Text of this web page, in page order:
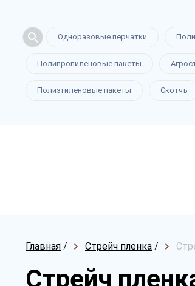
Одноразовые перчатки
Полипропиленовые пакеты
Полиэтиленовые пакеты Скотчъ
Главная / Стрейч пленка /
Стрейч